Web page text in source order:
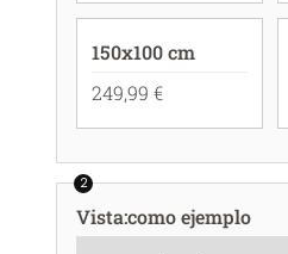
150x100 cm
249,99 €
2
Vista:como ejemplo